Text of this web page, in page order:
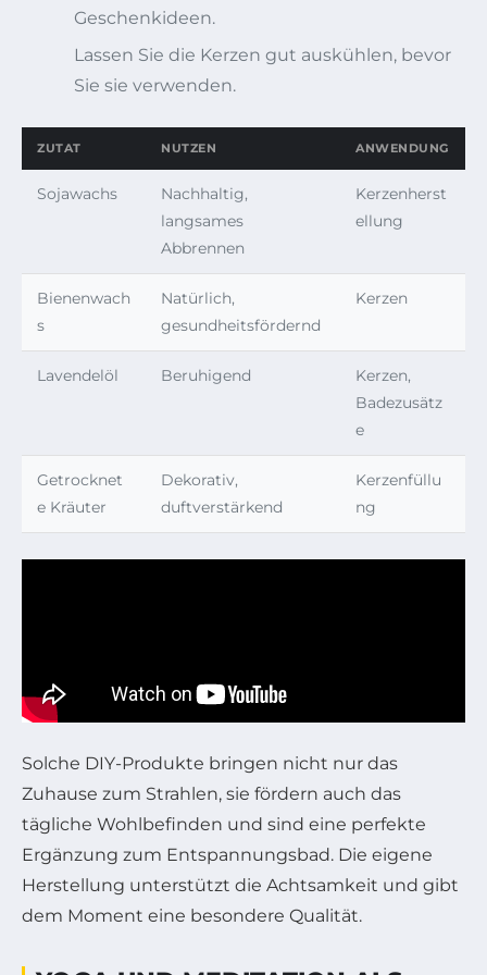
Geschenkideen.
Lassen Sie die Kerzen gut auskühlen, bevor
Sie sie verwenden.
ZUTAT NUTZEN ANWENDUNG
Sojawachs
Nachhaltig,
langsames
Abbrennen
Kerzenherst
ellung
Bienenwach
s
Natürlich,
gesundheitsfördernd
Kerzen
Lavendelöl Beruhigend
Kerzen,
Badezusätz
e
Getrocknet
e Kräuter
Dekorativ,
duftverstärkend
Kerzenfüllu
ng
Solche DIY-Produkte bringen nicht nur das
Zuhause zum Strahlen, sie fördern auch das
tägliche Wohlbefinden und sind eine perfekte
Ergänzung zum Entspannungsbad. Die eigene
Herstellung unterstützt die Achtsamkeit und gibt
dem Moment eine besondere Qualität.